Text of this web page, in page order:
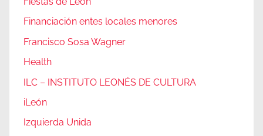
Financiación entes locales menores
Francisco Sosa Wagner
Health
ILC – INSTITUTO LEONÉS DE CULTURA
iLeón
Izquierda Unida